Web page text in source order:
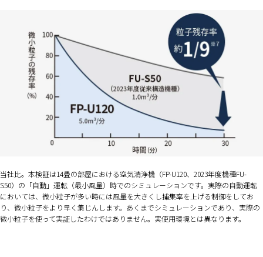
当社比。本検証は14畳の部屋における空気清浄機（FP-U120、2023年度機種FU-
S50）の「自動」運転（最小風量）時でのシミュレーションです。実際の自動運転
においては、微小粒子が多い時には風量を大きくし捕集率を上げる制御をしてお
り、微小粒子をより早く集じんします。あくまでシミュレーションであり、実際の
微小粒子を使って実証したわけではありません。実使用環境とは異なります。